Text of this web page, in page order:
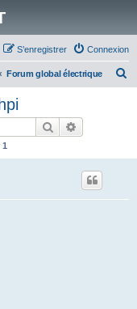
Connexion
S’enregistrer
Forum global électrique
Rechercher
1